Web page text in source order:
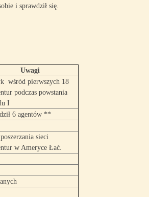
i sprawdził się.
Uwagi
wśród pierwszych 18
podczas powstania
I
6 agentów **
sieci
w Ameryce Łać.